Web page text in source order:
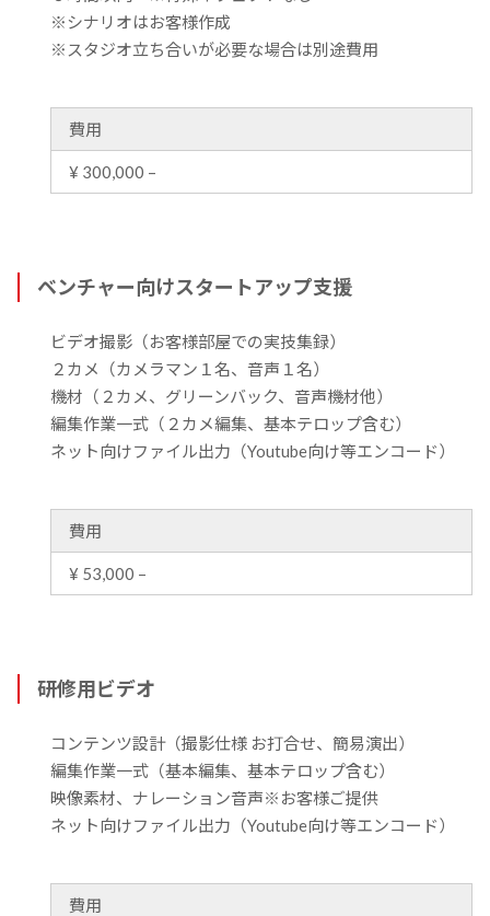
※シナリオはお客様作成
※スタジオ立ち合いが必要な場合は別途費用
費用
¥ 300,000 –
ベンチャー向けスタートアップ支援
ビデオ撮影（お客様部屋での実技集録）
２カメ（カメラマン１名、音声１名）
機材（２カメ、グリーンバック、音声機材他）
編集作業一式（２カメ編集、基本テロップ含む）
ネット向けファイル出力（Youtube向け等エンコード）
費用
¥ 53,000 –
研修用ビデオ
コンテンツ設計（撮影仕様 お打合せ、簡易演出）
編集作業一式（基本編集、基本テロップ含む）
映像素材、ナレーション音声※お客様ご提供
ネット向けファイル出力（Youtube向け等エンコード）
費用